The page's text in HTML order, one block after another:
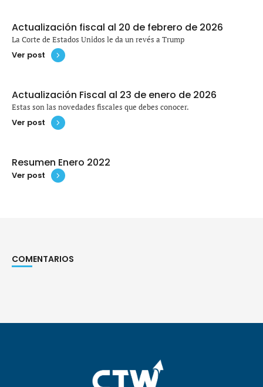
Actualización fiscal al 20 de febrero de 2026
La Corte de Estados Unidos le da un revés a Trump
Ver post
Actualización Fiscal al 23 de enero de 2026
Estas son las novedades fiscales que debes conocer.
Ver post
Resumen Enero 2022
Ver post
COMENTARIOS